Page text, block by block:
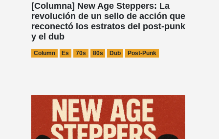
[Columna] New Age Steppers: La
revolución de un sello de acción que
reconectó los estratos del post-punk
y el dub
Column Es 70s 80s Dub Post-Punk